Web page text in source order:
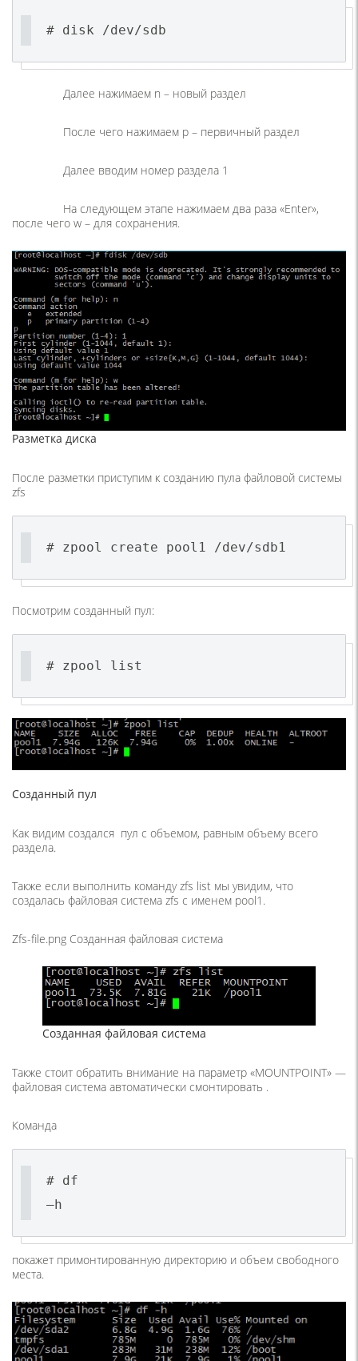
# disk /dev/sdb
Далее нажимаем n – новый раздел
После чего нажимаем p – первичный раздел
Далее вводим номер раздела 1
На следующем этапе нажимаем два раза «Enter»,
после чего w – для сохранения.
Разметка диска
После разметки приступим к созданию пула файловой системы
zfs
# zpool create pool1 /dev/sdb1
Посмотрим созданный пул:
# zpool list
Созданный пул
Как видим создался пул с объемом, равным объему всего
раздела.
Также если выполнить команду zfs list мы увидим, что
создалась файловая система zfs с именем pool1.
Zfs-file.png Созданная файловая система
Созданная файловая система
Также стоит обратить внимание на параметр «MOUNTPOINT» —
файловая система автоматически смонтировать .
Команда
# df
–h
покажет примонтированную директорию и объем свободного
места.